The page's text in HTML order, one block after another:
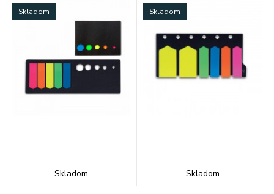
Skladom
Skladom
Skladom
Skladom